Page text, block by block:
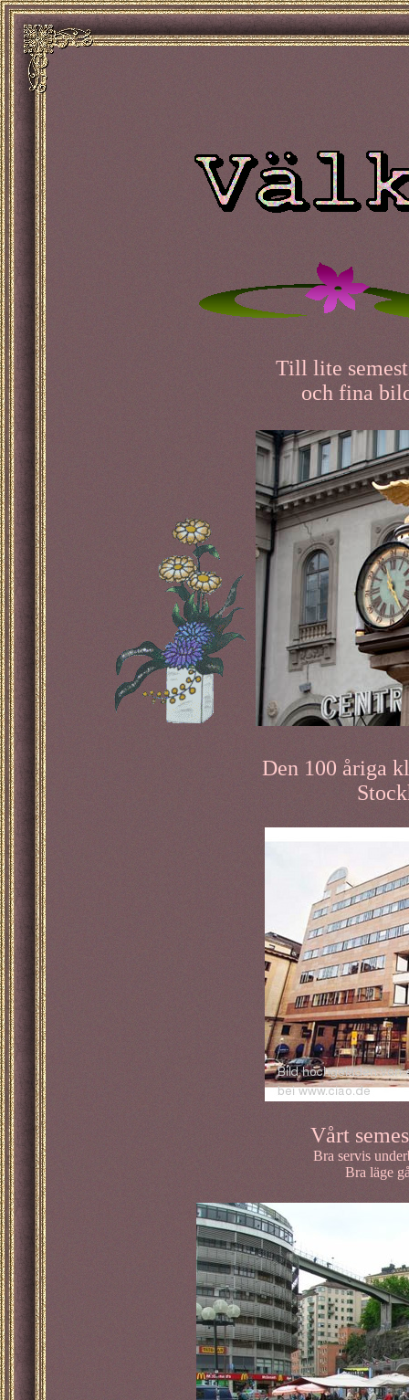
Till lite
och fina
Den 100 åriga
Vårt
Bra servis
Bra läge